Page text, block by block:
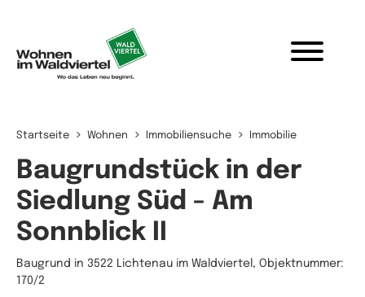
Startseite Wohnen Immobiliensuche Immobilie
Baugrundstück in der
Siedlung Süd - Am
Sonnblick II
Baugrund in 3522 Lichtenau im Waldviertel, Objektnummer:
170/2